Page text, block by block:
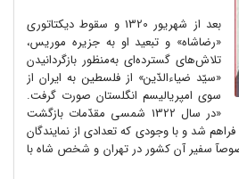
بعد از شهریور 1320 و سقوط دیکتاتوری
«رضاشاه» و تبعید او به جزیره موریس،
تلاش‌های گسترده‌ای به‌منظور بازگردانیدن
«سیّد ضیاءالدّین» از فلسطین به ایران از
سوی امپریالیسم انگلستان صورت گرفت.
«در سال 1322 شمسی مقدّمات بازگشت
شد و با وجودی که تعدادی از نمایندگان
سفیر آن کشور در تهران و شخص شاه با